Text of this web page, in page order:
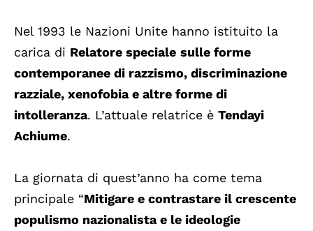
Nel 1993 le Nazioni Unite hanno istituito la
carica di Relatore speciale sulle forme
contemporanee di razzismo, discriminazione
razziale, xenofobia e altre forme di
intolleranza. L’attuale relatrice è Tendayi
Achiume.
La giornata di quest’anno ha come tema
principale “Mitigare e contrastare il crescente
populismo nazionalista e le ideologie